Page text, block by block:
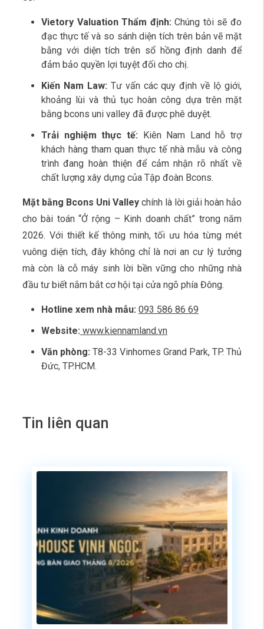
Vietory Valuation Thẩm định: Chúng tôi sẽ đo
đạc thực tế và so sánh diện tích trên bản vẽ mặt
bằng với diện tích trên sổ hồng định danh để
đảm bảo quyền lợi tuyệt đối cho chị.
Kiến Nam Law: Tư vấn các quy định về lộ giới,
khoảng lùi và thủ tục hoàn công dựa trên mặt
bằng bcons uni valley đã được phê duyệt.
Trải nghiệm thực tế: Kiên Nam Land hỗ trợ
khách hàng tham quan thực tế nhà mẫu và công
trình đang hoàn thiện để cảm nhận rõ nhất về
chất lượng xây dựng của Tập đoàn Bcons.
Mặt bằng Bcons Uni Valleychính là lời giải hoàn hảo
cho bài toán “Ở rộng – Kinh doanh chất” trong năm
2026. Với thiết kế thông minh, tối ưu hóa từng mét
vuông diện tích, đây không chỉ là nơi an cư lý tưởng
mà còn là cỗ máy sinh lời bền vững cho những nhà
đầu tư biết nắm bắt cơ hội tại cửa ngõ phía Đông.
Hotline xem nhà mẫu: 093 586 86 69
Website: www.kiennamland.vn
Văn phòng: T8-33 Vinhomes Grand Park, TP. Thủ
Đức, TP.HCM.
Tin liên quan